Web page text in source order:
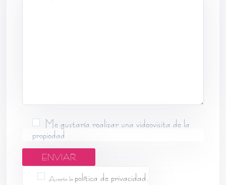
Me gustaría realizar una videovisita de la
propiedad
Acepto la política de privacidad.